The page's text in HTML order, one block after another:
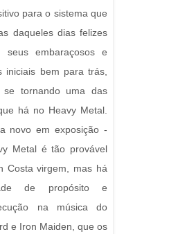
para o sistema que
daqueles dias felizes
seus embaraçosos e
iniciais bem para trás,
tornando uma das
há no Heavy Metal.
novo em exposição -
Metal é tão provável
Costa virgem, mas há
de propósito e
na música do
e Iron Maiden, que os